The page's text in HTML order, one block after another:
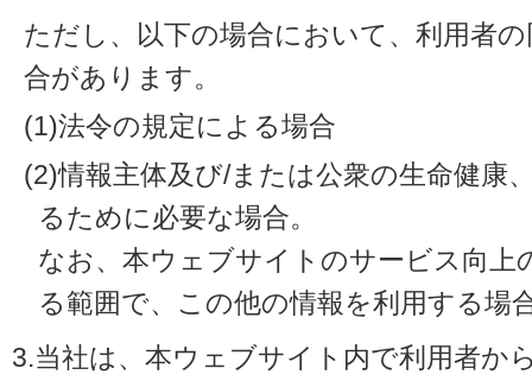
ただし、以下の場合において、利用者
合があります。
(1)法令の規定による場合
(2)情報主体及び/または公衆の生命健康
るために必要な場合。
なお、本ウェブサイトのサービス向上
る範囲で、この他の情報を利用する場
3.当社は、本ウェブサイト内で利用者か